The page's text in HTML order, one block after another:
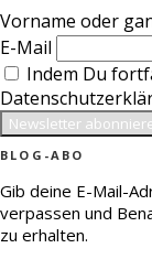
Vorname oder
E-Mail
Indem Du
BLOG-ABO
Gib deine E-Mail-
verpassen und
zu erhalten.